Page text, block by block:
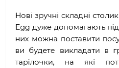
Нові зручні складні
Egg дуже допомагають
них можна поставити
ви будете викладати в
тарілочки, на які